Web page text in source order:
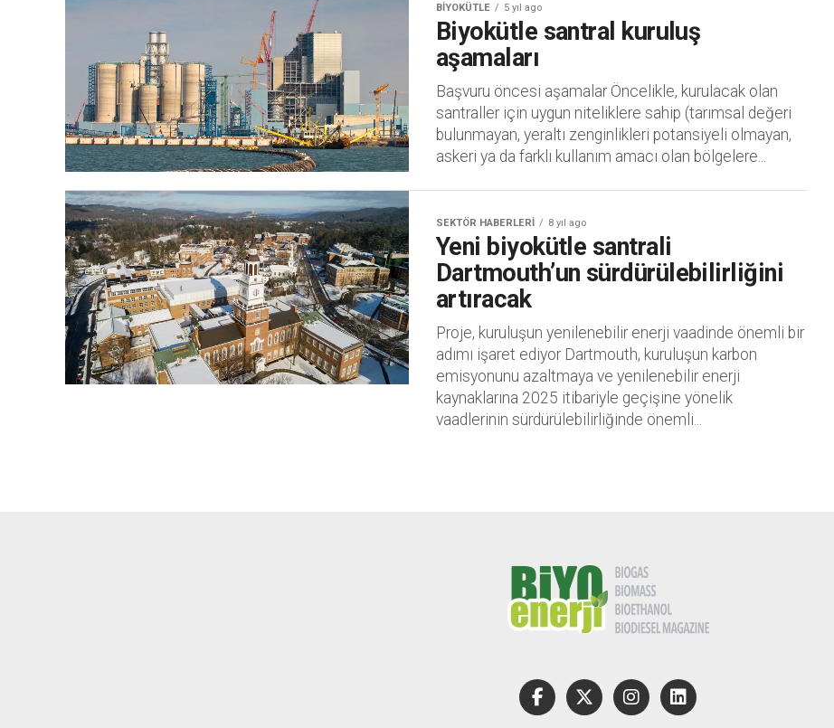
BIYOKÜTLE 5 yıl ago
Biyokütle santral kuruluş
aşamaları
Başvuru öncesi aşamalar Öncelikle, kurulacak olan
santraller için uygun niteliklere sahip (tarımsal değeri
bulunmayan, yeraltı zenginlikleri potansiyeli olmayan,
askeri ya da farklı kullanım amacı olan bölgelere...
SEKTÖR HABERLERI 8 yıl ago
Yeni biyokütle santrali
Dartmouth’un sürdürülebilirliğini
artıracak
Proje, kuruluşun yenilenebilir enerji vaadinde önemli bir
adımı işaret ediyor Dartmouth, kuruluşun karbon
emisyonunu azaltmaya ve yenilenebilir enerji
kaynaklarına 2025 itibariyle geçişine yönelik
vaadlerinin sürdürülebilirliğinde önemli...